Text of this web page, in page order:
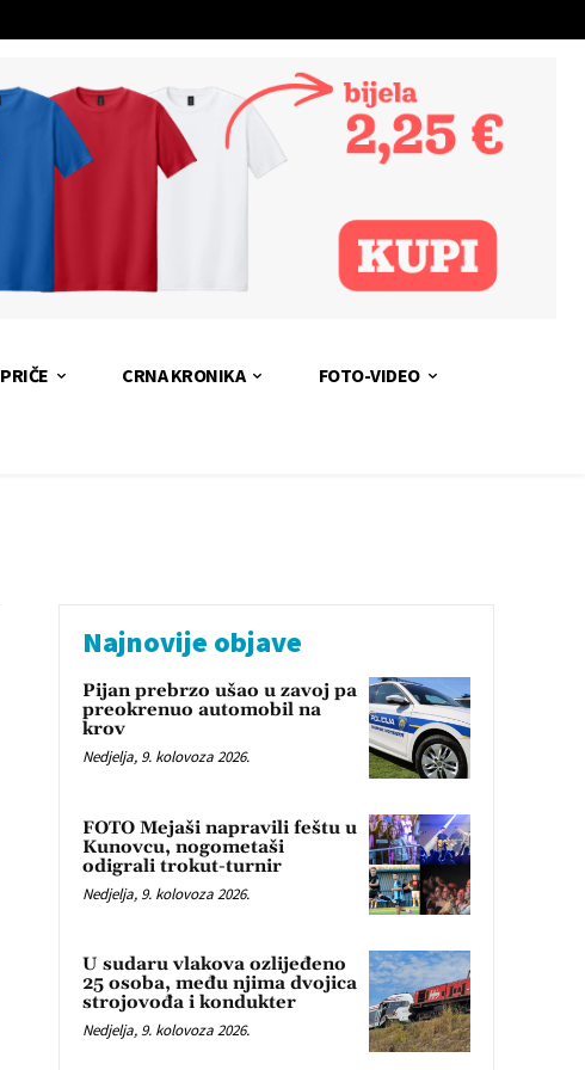
PRIČE CRNA KRONIKA FOTO-VIDEO
Najnovije objave
Pijan prebrzo ušao u zavoj pa
preokrenuo automobil na
krov
Nedjelja, 9. kolovoza 2026.
FOTO Mejaši napravili feštu u
Kunovcu, nogometaši
odigrali trokut-turnir
Nedjelja, 9. kolovoza 2026.
U sudaru vlakova ozlijeđeno
25 osoba, među njima dvojica
strojovođa i kondukter
Nedjelja, 9. kolovoza 2026.